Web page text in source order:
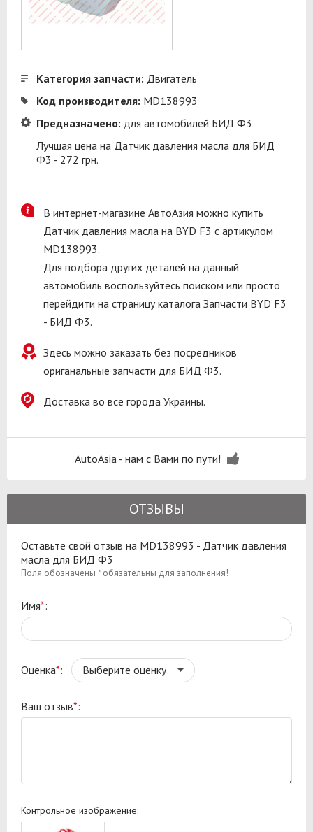
Категория запчасти: Двигатель
Код производителя: MD138993
Предназначено: для автомобилей БИД Ф3
Лучшая цена на Датчик давления масла для БИД
Ф3 - 272 грн.
В интернет-магазине АвтоАзия можно купить
Датчик давления масла на BYD F3 с артикулом
MD138993.
Для подбора других деталей на данный
автомобиль воспользуйтесь поиском или просто
перейдити на страницу каталога Запчасти BYD F3
- БИД Ф3.
Здесь можно заказать без посредников
ориганальные запчасти для БИД Ф3.
Доставка во все города Украины.
AutoAsia - нам с Вами по пути!
ОТЗЫВЫ
Оставьте свой отзыв на MD138993 - Датчик давления
масла для БИД Ф3
Поля обозначены * обязательны для заполнения!
Имя*:
Оценка*:
Ваш отзыв*:
Контрольное изображение: